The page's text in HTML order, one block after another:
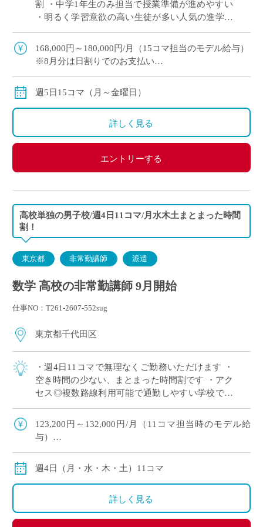
割 ・中学1年生のみ担当で授業準備が進めやすい
・明るく学習意欲の高い生徒が多い人気の進学校
をご希望の方におすすめ
168,000円～180,000円/月（15コマ担当のモデル給与）
※8月分は日割りでのお支払い
◇交通費別途支給
週5日15コマ（月～金曜日）
詳しく見る
エントリーする
高校単独の男子校/週4日11コマ/月水木土まとまった時間
割！
東京都 非常勤講師 派遣
数学 高校の非常勤講師 9月開始
仕事NO：T261-2607-552sug
東京都千代田区
・週4日11コマで無理なくご勤務いただけます ・
空き時間の少ない、まとまった時間割です ・アク
セス◎複数路線利用可能で通勤しやすい学校です
ん ・高校数学幅広く担当でき、これま […]
123,200円～132,000円/月（11コマ担当時のモデル給
与）
※交通費別途
週4日（月・水・木・土）11コマ
詳しく見る